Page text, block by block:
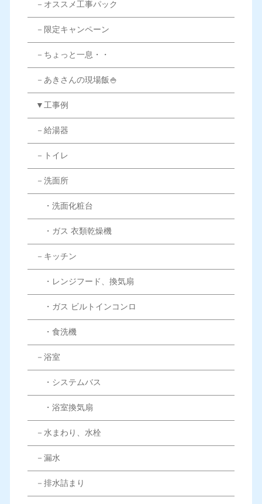
－オススメ工事パック
－限定キャンペーン
－ちょっと一息・・
－あきさんの現場飯🍚
▼工事例
－給湯器
－トイレ
－洗面所
・洗面化粧台
・ガス 衣類乾燥機
－キッチン
・レンジフード、換気扇
・ガス ビルトインコンロ
・食洗機
－浴室
・システムバス
・浴室換気扇
－水まわり、水栓
－漏水
－排水詰まり